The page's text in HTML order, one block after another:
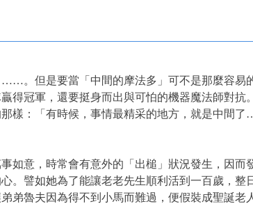
。但是要當「中間的摩法多」可不是那麼容易
得冠軍，還要挺身而出與可怕的機器魔法師對抗。
樣：「有時候，事情最精采的地方，就是中間了
如意，時常會有意外的「出槌」狀況發生，因而
。譬如她為了能讓老老先生順利活到一百歲，整
弟魯夫因為得不到小馬而難過，便假裝成聖誕老